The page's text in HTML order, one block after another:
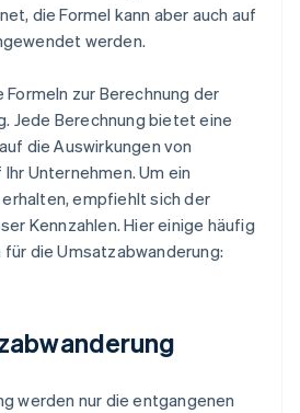
die Formel kann aber auch auf
werden.
zur Berechnung der
Jede Berechnung bietet eine
die Auswirkungen von
Unternehmen. Um ein
empfiehlt sich der
Kennzahlen. Hier einige häufig
die Umsatzabwanderung:
werden nur die entgangenen